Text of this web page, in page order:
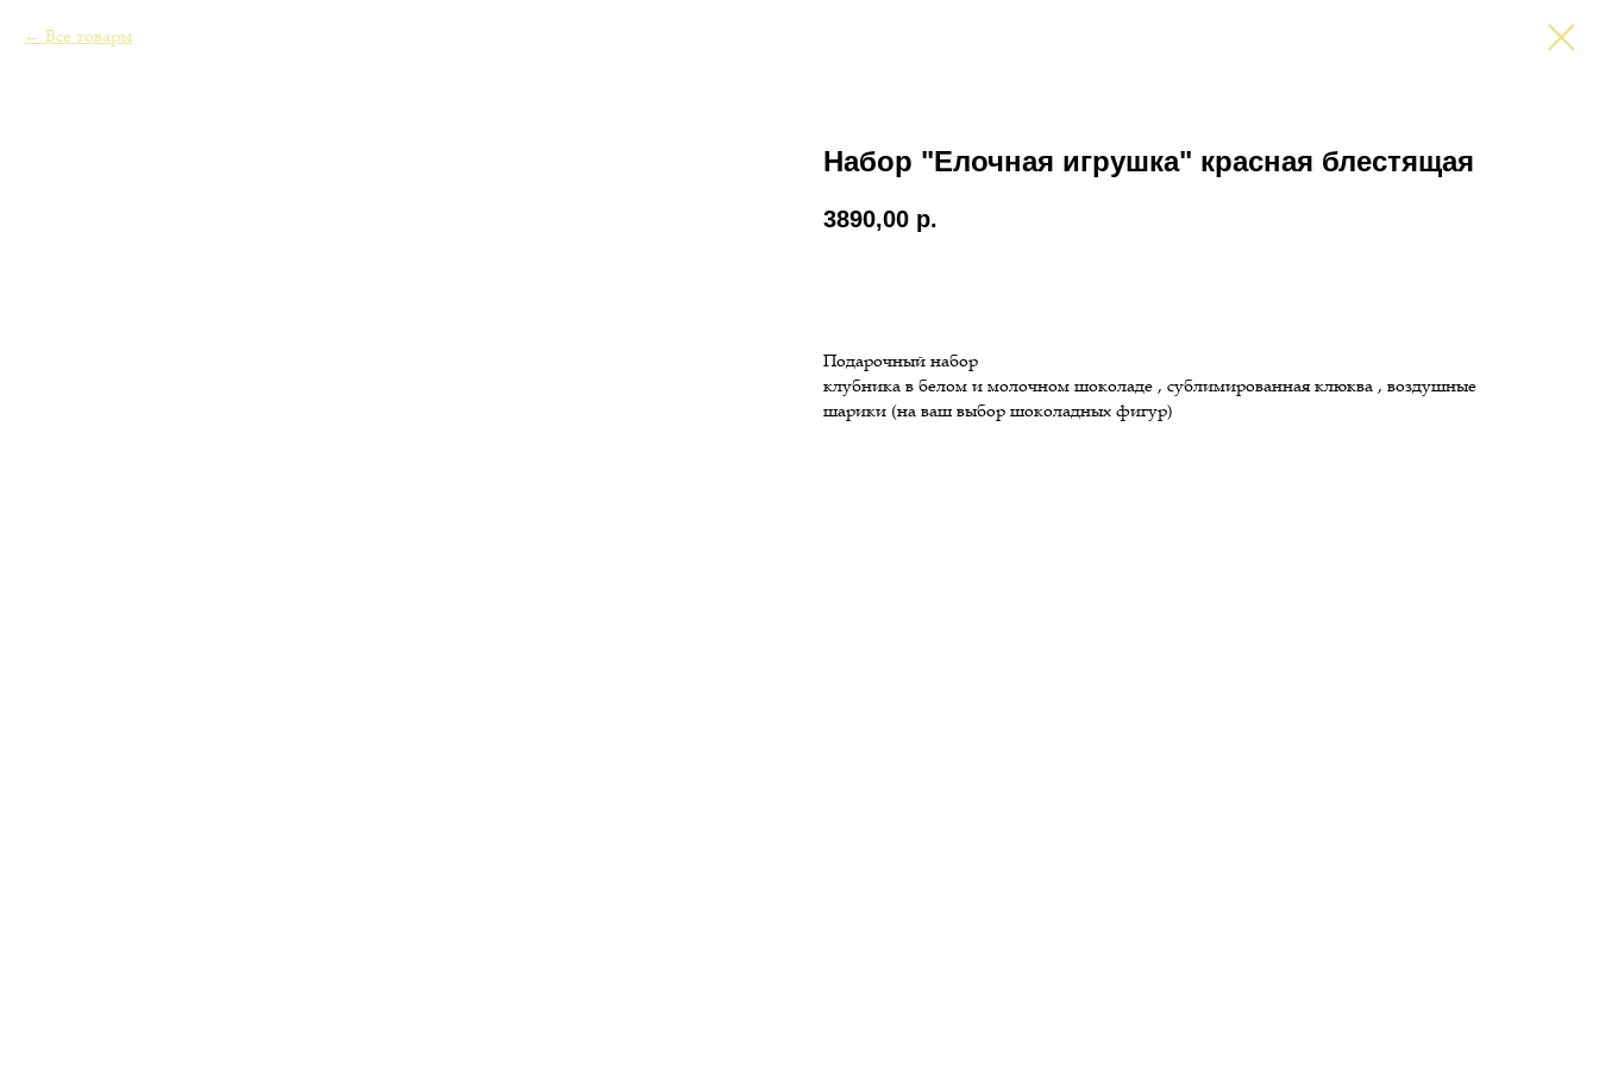
Все товары
Набор "Елочная игрушка" красная блестящая
3890,00 р.
Подарочный набор
клубника в белом и молочном шоколаде , сублимированная клюква , воздушные
шарики (на ваш выбор шоколадных фигур)